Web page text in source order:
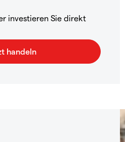
investieren Sie direkt